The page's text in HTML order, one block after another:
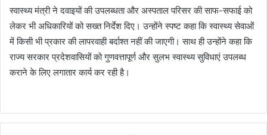
स्वास्थ्य मंत्री ने दवाइयों की उपलब्धता और अस्पताल परिसर की साफ-सफाई को
लेकर भी अधिकारियों को सख्त निर्देश दिए। उन्होंने स्पष्ट कहा कि स्वास्थ्य सेवाओं
में किसी भी प्रकार की लापरवाही बर्दाश्त नहीं की जाएगी। साथ ही उन्होंने कहा कि
राज्य सरकार प्रदेशवासियों को गुणवत्तापूर्ण और सुलभ स्वास्थ्य सुविधाएं उपलब्ध
कराने के लिए लगातार कार्य कर रही है।